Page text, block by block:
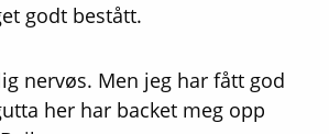
godt bestått.
nervøs. Men jeg har fått god
her har backet meg opp